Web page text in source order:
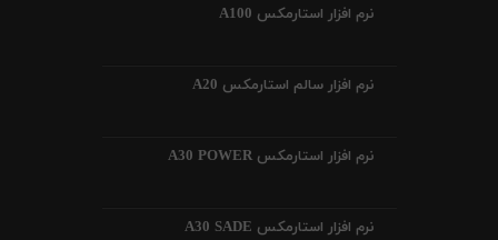
نرم افزار استارمکس A100
نرم افزار سالم استارمکس A20
نرم افزار استارمکس A30 POWER
نرم افزار استارمکس A30 SADE